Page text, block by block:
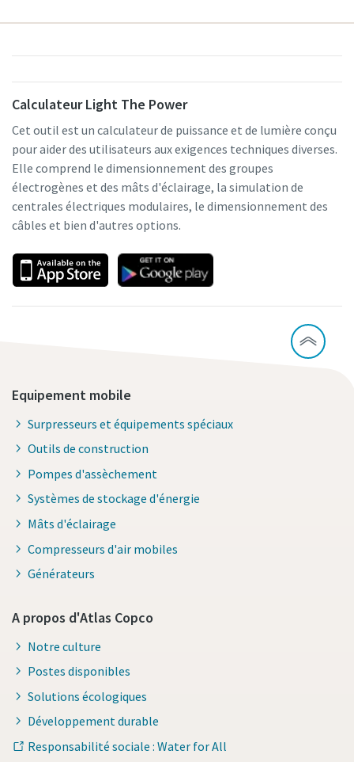
Calculateur Light The Power
Cet outil est un calculateur de puissance et de lumière conçu
pour aider des utilisateurs aux exigences techniques diverses.
Elle comprend le dimensionnement des groupes
électrogènes et des mâts d'éclairage, la simulation de
centrales électriques modulaires, le dimensionnement des
câbles et bien d'autres options.
Equipement mobile
Surpresseurs et équipements spéciaux
Outils de construction
Pompes d'assèchement
Systèmes de stockage d'énergie
Mâts d'éclairage
Compresseurs d'air mobiles
Générateurs
A propos d'Atlas Copco
Notre culture
Postes disponibles
Solutions écologiques
Développement durable
Responsabilité sociale : Water for All